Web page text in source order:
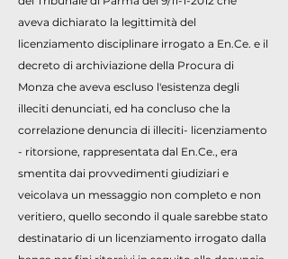
aveva dichiarato la legittimità del
licenziamento disciplinare irrogato a En.Ce. e il
decreto di archiviazione della Procura di
Monza che aveva escluso l'esistenza degli
illeciti denunciati, ed ha concluso che la
correlazione denuncia di illeciti- licenziamento
- ritorsione, rappresentata dal En.Ce., era
smentita dai provvedimenti giudiziari e
veicolava un messaggio non completo e non
veritiero, quello secondo il quale sarebbe stato
destinatario di un licenziamento irrogato dalla